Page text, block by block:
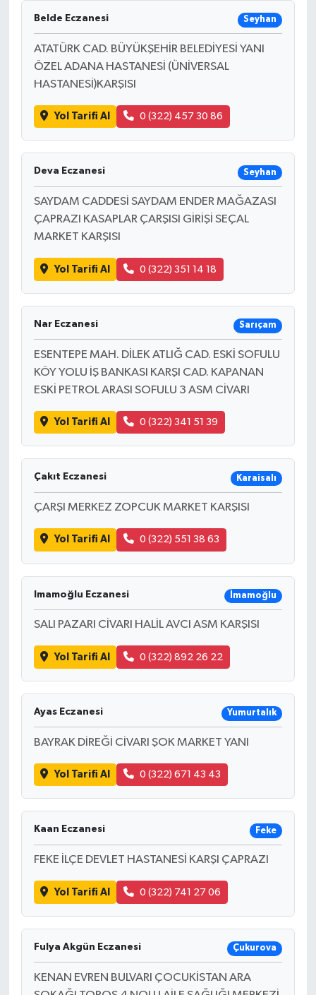
Belde Eczanesi Seyhan
ATATÜRK CAD. BÜYÜKŞEHİR BELEDİYESİ YANI
ÖZEL ADANA HASTANESİ (ÜNİVERSAL
HASTANESİ)KARŞISI
Yol Tarifi Al 0 (322) 457 30 86
Deva Eczanesi Seyhan
SAYDAM CADDESİ SAYDAM ENDER MAĞAZASI
ÇAPRAZI KASAPLAR ÇARŞISI GİRİŞİ SEÇAL
MARKET KARŞISI
Yol Tarifi Al 0 (322) 351 14 18
Nar Eczanesi Sarıçam
ESENTEPE MAH. DİLEK ATLIĞ CAD. ESKİ SOFULU
KÖY YOLU İŞ BANKASI KARŞI CAD. KAPANAN
ESKİ PETROL ARASI SOFULU 3 ASM CİVARI
Yol Tarifi Al 0 (322) 341 51 39
Çakıt Eczanesi Karaisalı
ÇARŞI MERKEZ ZOPCUK MARKET KARŞISI
Yol Tarifi Al 0 (322) 551 38 63
Imamoğlu Eczanesi İmamoğlu
SALI PAZARI CİVARI HALİL AVCI ASM KARŞISI
Yol Tarifi Al 0 (322) 892 26 22
Ayas Eczanesi Yumurtalık
BAYRAK DİREĞİ CİVARI ŞOK MARKET YANI
Yol Tarifi Al 0 (322) 671 43 43
Kaan Eczanesi Feke
FEKE İLÇE DEVLET HASTANESİ KARŞI ÇAPRAZI
Yol Tarifi Al 0 (322) 741 27 06
Fulya Akgün Eczanesi Çukurova
KENAN EVREN BULVARI ÇOCUKİSTAN ARA